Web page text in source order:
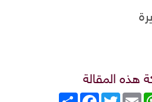
هذه المقالة
انشر
FacebookTwitterEmail